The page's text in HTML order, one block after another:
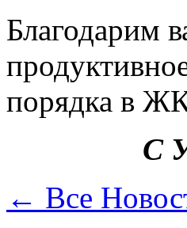
Благодарим
порядка в
С
← Все